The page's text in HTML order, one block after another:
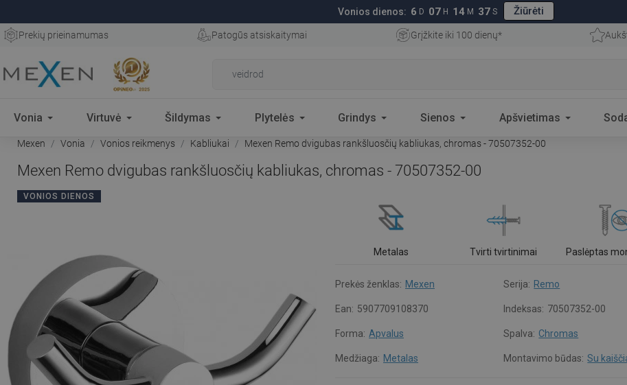
Vonios dienos: 6 D 07 H 14 M 36 S Žiūrėti
Prekių prieinamumas Patogūs atsiskaitymai Grįžkite iki 100 dienų*
Vonia Virtuvė Šildymas Plytelės Grindys Sienos Apšvietimas
Mexen Vonia Vonios reikmenys Kabliukai Mexen Remo dvigubas rankšluosčių kabliukas, chromas - 70507352-00
Mexen Remo dvigubas rankšluosčių kabliukas, chromas - 70507352-00
VONIOS DIENOS
Metalas Tvirti tvirtinimai Paslėptas
Prekės ženklas: Mexen Serija: Remo
Ean: 5907709108370 Indeksas: 70507352-00
Forma: Apvalus Spalva: Chromas
Medžiaga: Metalas Montavimo būdas: Su